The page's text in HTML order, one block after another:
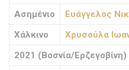
Ασημένιο
Ευάγγελος
Χάλκινο
Χρυσούλα
2021 (Βοσνία/Ερζεγοβίνη)